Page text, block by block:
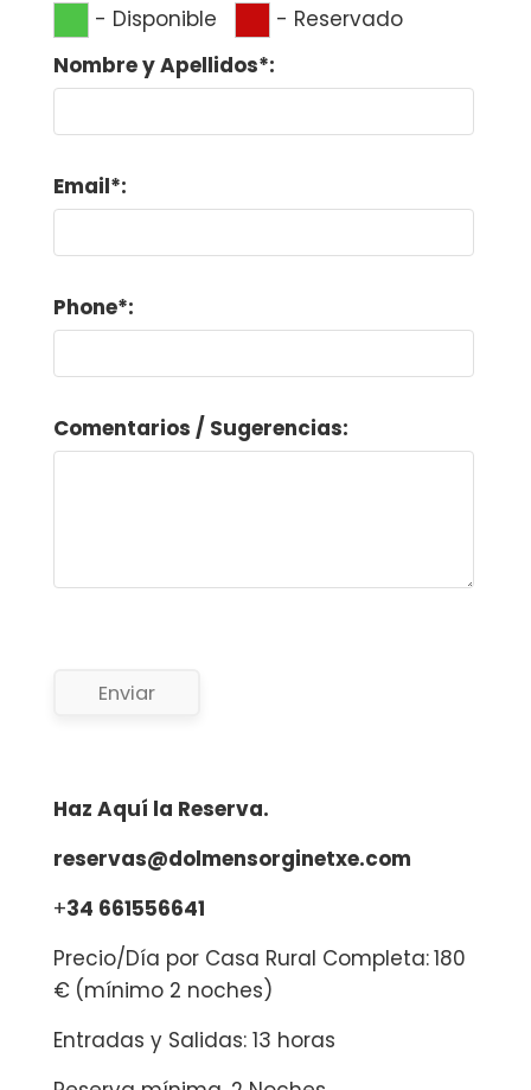
- Disponible - Reservado
Nombre y Apellidos*:
Email*:
Phone*:
Comentarios / Sugerencias:
Enviar
Haz Aquí la Reserva.
reservas@dolmensorginetxe.com
+34 661556641
Precio/Día por Casa Rural Completa:180
€ (mínimo 2 noches)
Entradas y Salidas: 13 horas